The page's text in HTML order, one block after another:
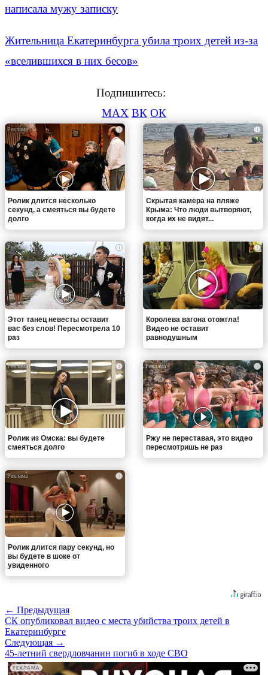
написала мужу записку
Жительница Екатеринбурга убила троих детей из-за
«вселившихся в них бесов»
Подпишитесь:
MAX ВК ОК
i
Ролик длится несколько
секунд, а смеяться вы будете
долго
i
Скрытая камера на пляже
Крыма: Что люди вытворяют,
когда их не видят...
i
Этот танец невесты оставит
вас без слов! Пересмотрела 10
раз
i
Королева вагона отожгла!
Видео не оставит
равнодушным
i
Ролик из Омска: вы будете
смеяться долго
i
Ржу не переставая, это видео
пересмотришь не раз
i
Ролик длится пару секунд, но
вы будете в шоке от
увиденного
← Предыдущая
СК опубликовал видео с места убийства троих детей в
Екатеринбурге
Следующая →
45-летний свердловчанин погиб в ходе СВО
РЕКЛАМА